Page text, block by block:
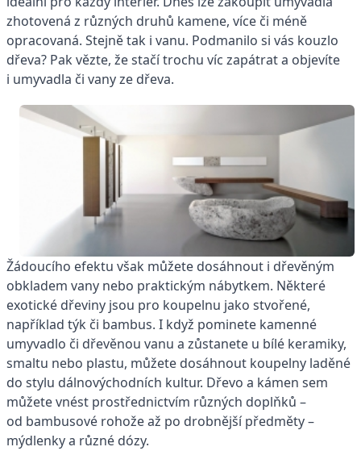
zhotovená z různých druhů kamene, více či méně
opracovaná. Stejně tak i vanu. Podmanilo si vás kouzlo
dřeva? Pak vězte, že stačí trochu víc zapátrat a objevíte
i umyvadla či vany ze dřeva.
Žádoucího efektu však můžete dosáhnout i dřevěným
obkladem vany nebo praktickým nábytkem. Některé
exotické dřeviny jsou pro koupelnu jako stvořené,
například týk či bambus. I když pominete kamenné
umyvadlo či dřevěnou vanu a zůstanete u bílé keramiky,
smaltu nebo plastu, můžete dosáhnout koupelny laděné
do stylu dálnovýchodních kultur. Dřevo a kámen sem
můžete vnést prostřednictvím různých doplňků –
od bambusové rohože až po drobnější předměty –
mýdlenky a různé dózy.